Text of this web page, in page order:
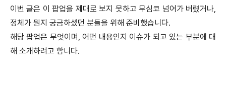
이번 글은 이 팝업을 제대로 보지 못하고 무심코 넘어가 버렸거나,
정체가 뭔지 궁금하셨던 분들을 위해 준비했습니다.
해당 팝업은 무엇이며, 어떤 내용인지 이슈가 되고 있는 부분에 대
해 소개하려고 합니다.